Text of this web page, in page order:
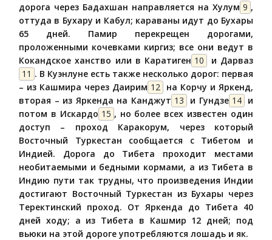
дорога через Бадахшан направляется на Хулум 9 ,
оттуда в Бухару и Кабул; караваны идут до Бухары
65 дней. Памир перекрещен дорогами,
проложенными кочевками киргиз; все они ведут в
Кокандское ханство или в Каратиген 10
и Дарваз
11 . В Куэнлуне есть также несколько дорог: первая
– из Кашмира через Даирим 12 на Корчу и Яркенд,
вторая – из Яркенда на Канджут 13 и Гундзе 14
и
потом в Искардо 15 , но более всех известен один
доступ – проход Каракорум, через который
Восточный Туркестан сообщается с Тибетом и
Индией. Дорога до Тибета проходит местами
необитаемыми и бедными кормами, а из Тибета в
Индию пути так трудны, что произведения Индии
достигают Восточный Туркестан из Бухары через
Теректинский проход. От Яркенда до Тибета 40
дней ходу; а из Тибета в Кашмир 12 дней; под
вьюки на этой дороге употребляются лошадь и як.